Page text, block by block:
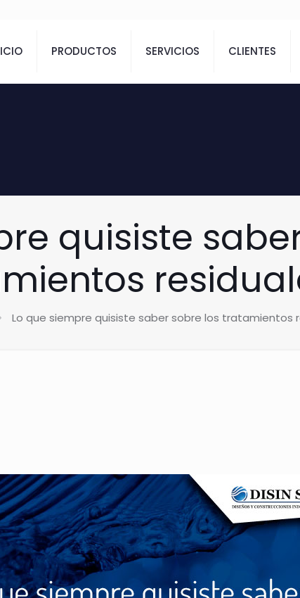
PRODUCTOS SERVICIOS CLIENTES
quisiste
Lo que siempre quisiste saber sobre los tratamientos